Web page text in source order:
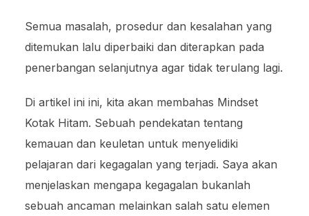
Semua masalah, prosedur dan kesalahan yang
ditemukan lalu diperbaiki dan diterapkan pada
penerbangan selanjutnya agar tidak terulang lagi.
Di artikel ini ini, kita akan membahas Mindset
Kotak Hitam. Sebuah pendekatan tentang
kemauan dan keuletan untuk menyelidiki
pelajaran dari kegagalan yang terjadi. Saya akan
menjelaskan mengapa kegagalan bukanlah
sebuah ancaman melainkan salah satu elemen